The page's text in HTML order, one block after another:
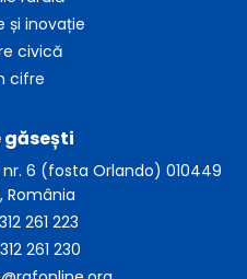
și inovație
civică
cifre
găsești
6 (fosta Orlando) 010449
România
261 223
261 230